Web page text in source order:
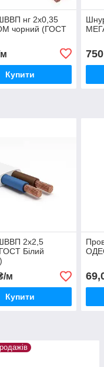
нг 2х0,35
чорний (ГОСТ
Купити
750
2х2,5
Білий
м
Купити